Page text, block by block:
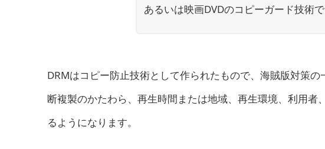
あるいは映画DVDのコピーガード技術
DRMはコピー防止技術として作られたもので、海賊版対策
断複製のかたわら、再生時間または地域、再生環境、利用
るようになります。